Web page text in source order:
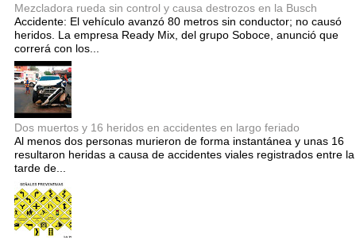
Mezcladora rueda sin control y causa destrozos en la Busch
Accidente: El vehículo avanzó 80 metros sin conductor; no causó
heridos. La empresa Ready Mix, del grupo Soboce, anunció que
correrá con los...
Dos muertos y 16 heridos en accidentes en largo feriado
Al menos dos personas murieron de forma instantánea y unas 16
resultaron heridas a causa de accidentes viales registrados entre la
tarde de...